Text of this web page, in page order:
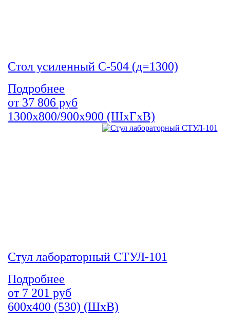
Стол усиленный С-504 (д=1300)
Подробнее
от 37 806 руб
1300х800/900х900 (ШхГхВ)
Стул лабораторный СТУЛ-101
Подробнее
от 7 201 руб
600х400 (530) (ШхВ)